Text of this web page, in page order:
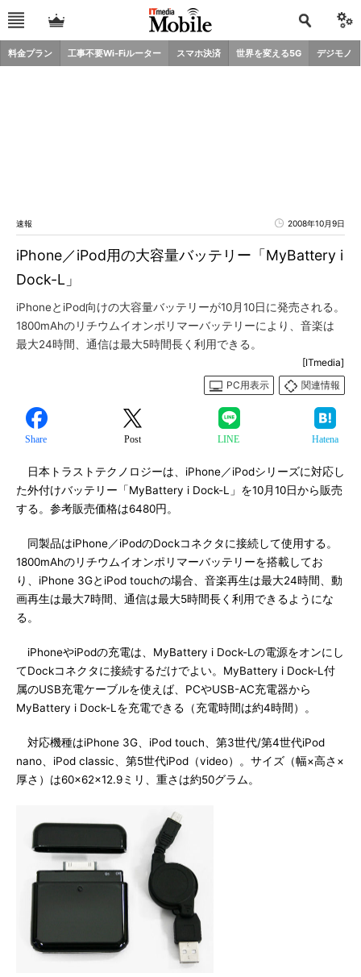
料金プラン 工事不要Wi-Fiルーター スマホ決済 世界を変える5G デジモノ
速報 2008年10月9日
iPhone／iPod用の大容量バッテリー「MyBattery i
Dock-L」
iPhoneとiPod向けの大容量バッテリーが10月10日に発売される。
1800mAhのリチウムイオンポリマーバッテリーにより、音楽は
最大24時間、通信は最大5時間長く利用できる。
[ITmedia]
PC用表示
関連情報
Share Post LINE Hatena
日本トラストテクノロジーは、iPhone／iPodシリーズに対応し
た外付けバッテリー「MyBattery i Dock-L」を10月10日から販売
する。参考販売価格は6480円。
同製品はiPhone／iPodのDockコネクタに接続して使用する。
1800mAhのリチウムイオンポリマーバッテリーを搭載してお
り、iPhone 3GとiPod touchの場合、音楽再生は最大24時間、動
画再生は最大7時間、通信は最大5時間長く利用できるようにな
る。
iPhoneやiPodの充電は、MyBattery i Dock-Lの電源をオンにし
てDockコネクタに接続するだけでよい。MyBattery i Dock-L付
属のUSB充電ケーブルを使えば、PCやUSB-AC充電器から
MyBattery i Dock-Lを充電できる（充電時間は約4時間）。
対応機種はiPhone 3G、iPod touch、第3世代/第4世代iPod
nano、iPod classic、第5世代iPod（video）。サイズ（幅×高さ×
厚さ）は60×62×12.9ミリ、重さは約50グラム。